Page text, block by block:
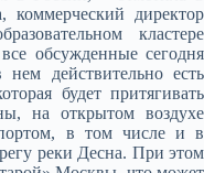
коммерческий директор
кластере
обсужденные сегодня
действительно есть
будет притягивать
на открытом воздухе
в том числе и в
реки Десна. При этом